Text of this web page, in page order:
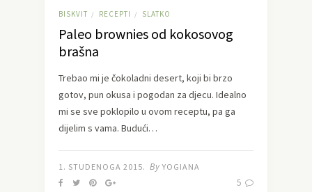
BISKVIT / RECEPTI / SLATKO
Paleo brownies od kokosovog
brašna
Trebao mi je čokoladni desert, koji bi brzo
gotov, pun okusa i pogodan za djecu. Idealno
mi se sve poklopilo u ovom receptu, pa ga
dijelim s vama. Budući…
1. STUDENOGA 2015. By YOGIANA
5